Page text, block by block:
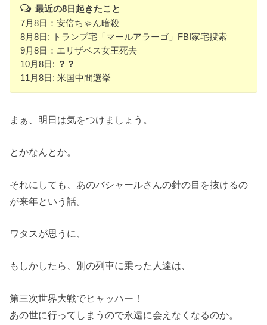
最近の8日起きたこと
7月8日：安倍ちゃん暗殺
8月8日: トランプ宅「マールアラーゴ」FBI家宅捜索
9月8日：エリザベス女王死去
10月8日: ？？
11月8日: 米国中間選挙
まぁ、明日は気をつけましょう。
とかなんとか。
それにしても、あのバシャールさんの針の目を抜けるの
が来年という話。
ワタスが思うに、
もしかしたら、別の列車に乗った人達は、
第三次世界大戦でヒャッハー！
あの世に行ってしまうので永遠に会えなくなるのか。